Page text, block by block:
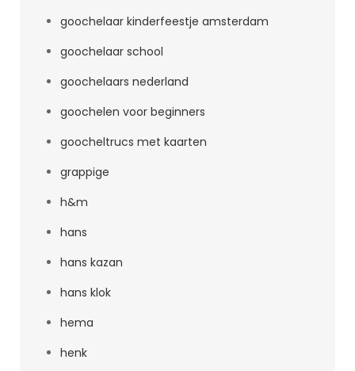
goochelaar kinderfeestje amsterdam
goochelaar school
goochelaars nederland
goochelen voor beginners
goocheltrucs met kaarten
grappige
h&m
hans
hans kazan
hans klok
hema
henk